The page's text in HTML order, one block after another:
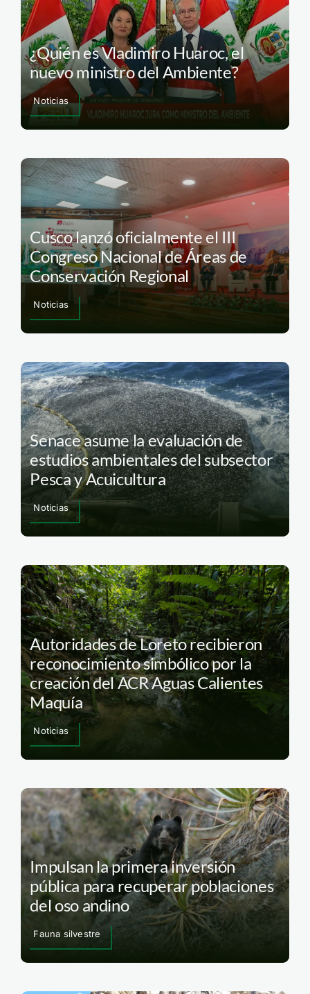
¿Quién es Vladimiro Huaroc, el
nuevo ministro del Ambiente?
Noticias
Cusco lanzó oficialmente el III
Congreso Nacional de Áreas de
Conservación Regional
Noticias
Senace asume la evaluación de
estudios ambientales del subsector
Pesca y Acuicultura
Noticias
Autoridades de Loreto recibieron
reconocimiento simbólico por la
creación del ACR Aguas Calientes
Maquía
Noticias
Impulsan la primera inversión
pública para recuperar poblaciones
del oso andino
Fauna silvestre